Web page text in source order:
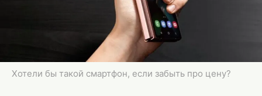
Хотели бы такой смартфон, если забыть про цену?